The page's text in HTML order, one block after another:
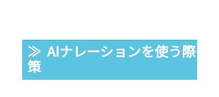
≫  AIナレーションを使う際の
策